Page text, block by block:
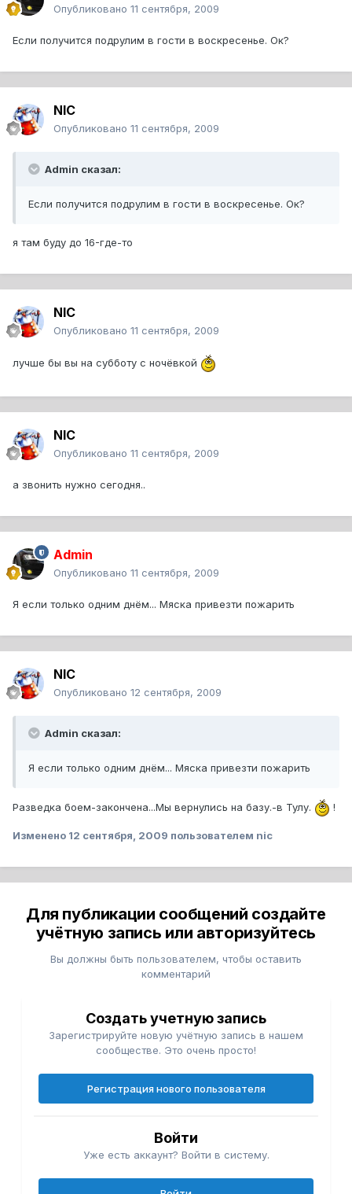
Опубликовано 11 сентября, 2009
Если получится подрулим в гости в воскресенье. Ок?
NIC
Опубликовано 11 сентября, 2009
Admin сказал:
Если получится подрулим в гости в воскресенье. Ок?
я там буду до 16-где-то
NIC
Опубликовано 11 сентября, 2009
лучше бы вы на субботу с ночёвкой
NIC
Опубликовано 11 сентября, 2009
а звонить нужно сегодня..
Admin
Опубликовано 11 сентября, 2009
Я если только одним днём... Мяска привезти пожарить
NIC
Опубликовано 12 сентября, 2009
Admin сказал:
Я если только одним днём... Мяска привезти пожарить
Разведка боем-закончена...Мы вернулись на базу.-в Тулу. !
Изменено 12 сентября, 2009 пользователем nic
Для публикации сообщений создайте
учётную запись или авторизуйтесь
Вы должны быть пользователем, чтобы оставить
комментарий
Создать учетную запись
Зарегистрируйте новую учётную запись в нашем
сообществе. Это очень просто!
Регистрация нового пользователя
Войти
Уже есть аккаунт? Войти в систему.